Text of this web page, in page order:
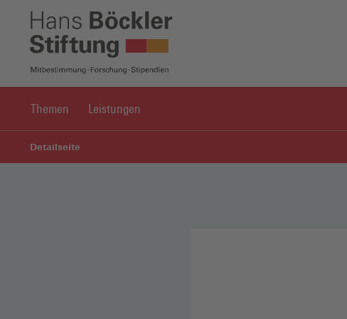
Themen Leistungen
Detailseite